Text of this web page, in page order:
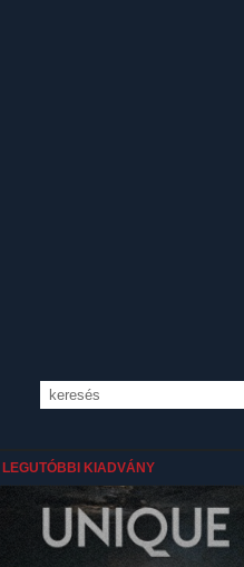
LEGUTÓBBI KIADVÁNY